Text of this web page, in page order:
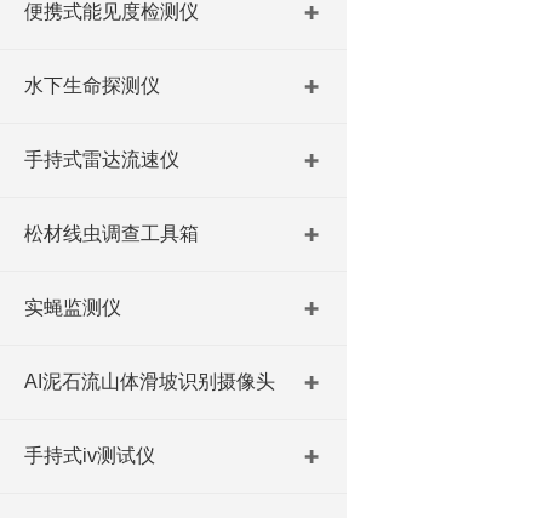
便携式能见度检测仪
水下生命探测仪
手持式雷达流速仪
松材线虫调查工具箱
实蝇监测仪
AI泥石流山体滑坡识别摄像头
手持式iv测试仪